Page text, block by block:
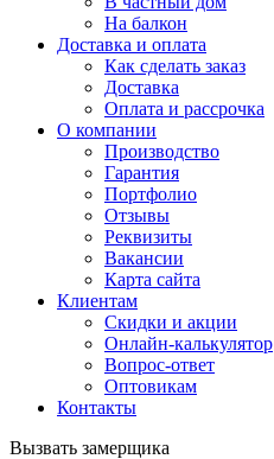
На балкон
Доставка и оплата
Как сделать заказ
Доставка
Оплата и рассрочка
О компании
Производство
Гарантия
Портфолио
Отзывы
Реквизиты
Вакансии
Карта сайта
Клиентам
Скидки и акции
Онлайн-калькулятор
Вопрос-ответ
Оптовикам
Контакты
Вызвать замерщика